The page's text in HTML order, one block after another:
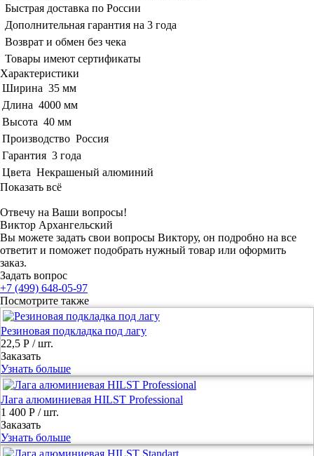
Быстрая доставка по России
Дополнительная гарантия на 3 года
Возврат и обмен без чека
Товары имеют сертификаты
Характеристики
Ширина 35 мм
Длина 4000 мм
Высота 40 мм
Производство Россия
Гарантия 3 года
Цвета Некрашеный алюминий
Показать всё
Отвечу на Ваши вопросы!
Виктор Архангельский
Вы можете задать свои вопросы Виктору, он подробно на все
ответит и поможет подобрать нужный товар или оформить
заказ.
Задать вопрос
+7 (499) 648-05-97
Посмотрите также
Резиновая подкладка под лагу
22,5 Р / шт.
Заказать
Узнать больше
Лага алюминиевая HILST Professional
1 400 Р / шт.
Заказать
Узнать больше